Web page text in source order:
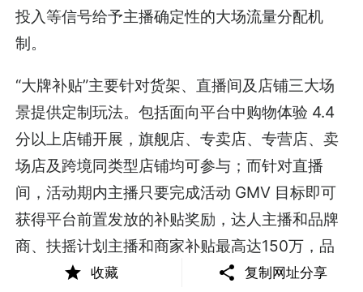
投入等信号给予主播确定性的大场流量分配机
制。
“大牌补贴”主要针对货架、直播间及店铺三大场
景提供定制玩法。包括面向平台中购物体验 4.4
分以上店铺开展，旗舰店、专卖店、专营店、卖
场店及跨境同类型店铺均可参与；而针对直播
间，活动期内主播只要完成活动 GMV 目标即可
获得平台前置发放的补贴奖励，达人主播和品牌
商、扶摇计划主播和商家补贴最高达150万，品
牌自播商家补贴封顶100万等。
收藏 复制网址分享